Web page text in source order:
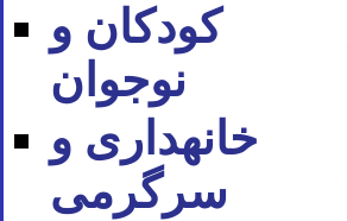
کودکان و
نوجوان
خانه‪داری و
سرگرمی